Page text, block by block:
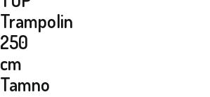
Trampolin
250
cm
Tamno